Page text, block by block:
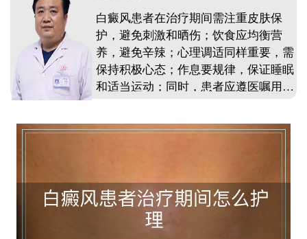
白癜风患者在治疗期间需注重皮肤保
护，避免刺激和晒伤；饮食应均衡营
养，避免辛辣；心理调适同样重要，需
保持积极心态；作息要规律，保证睡眠
和适当运动；同时，患者应遵医嘱用
病情的稳定与康复。 ...